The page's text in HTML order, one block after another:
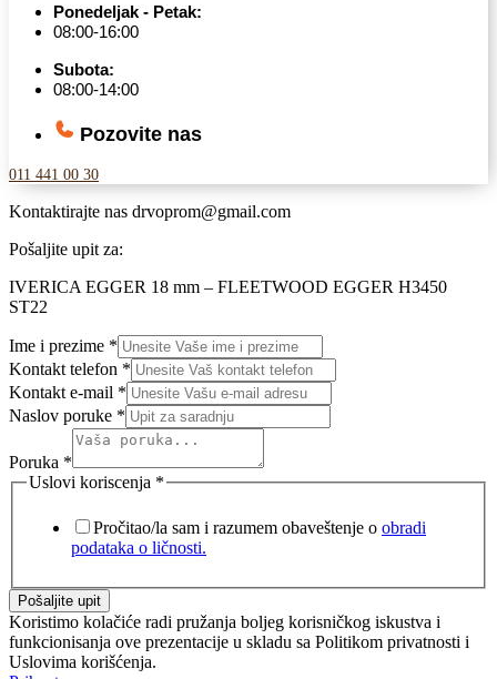
Ponedeljak - Petak:
08:00-16:00
Subota:
08:00-14:00
Pozovite nas
011 441 00 30
Kontaktirajte nas drvoprom@gmail.com
Pošaljite upit za:
IVERICA EGGER 18 mm – FLEETWOOD EGGER H3450
ST22
Ime i prezime *
Kontakt telefon *
Kontakt e-mail *
Naslov poruke *
Poruka *
Uslovi koriscenja *
Pročitao/la sam i razumem obaveštenje o obradi
podataka o ličnosti.
Pošaljite upit
Koristimo kolačiće radi pružanja boljeg korisničkog iskustva i
funkcionisanja ove prezentacije u skladu sa Politikom privatnosti i
Uslovima korišćenja.